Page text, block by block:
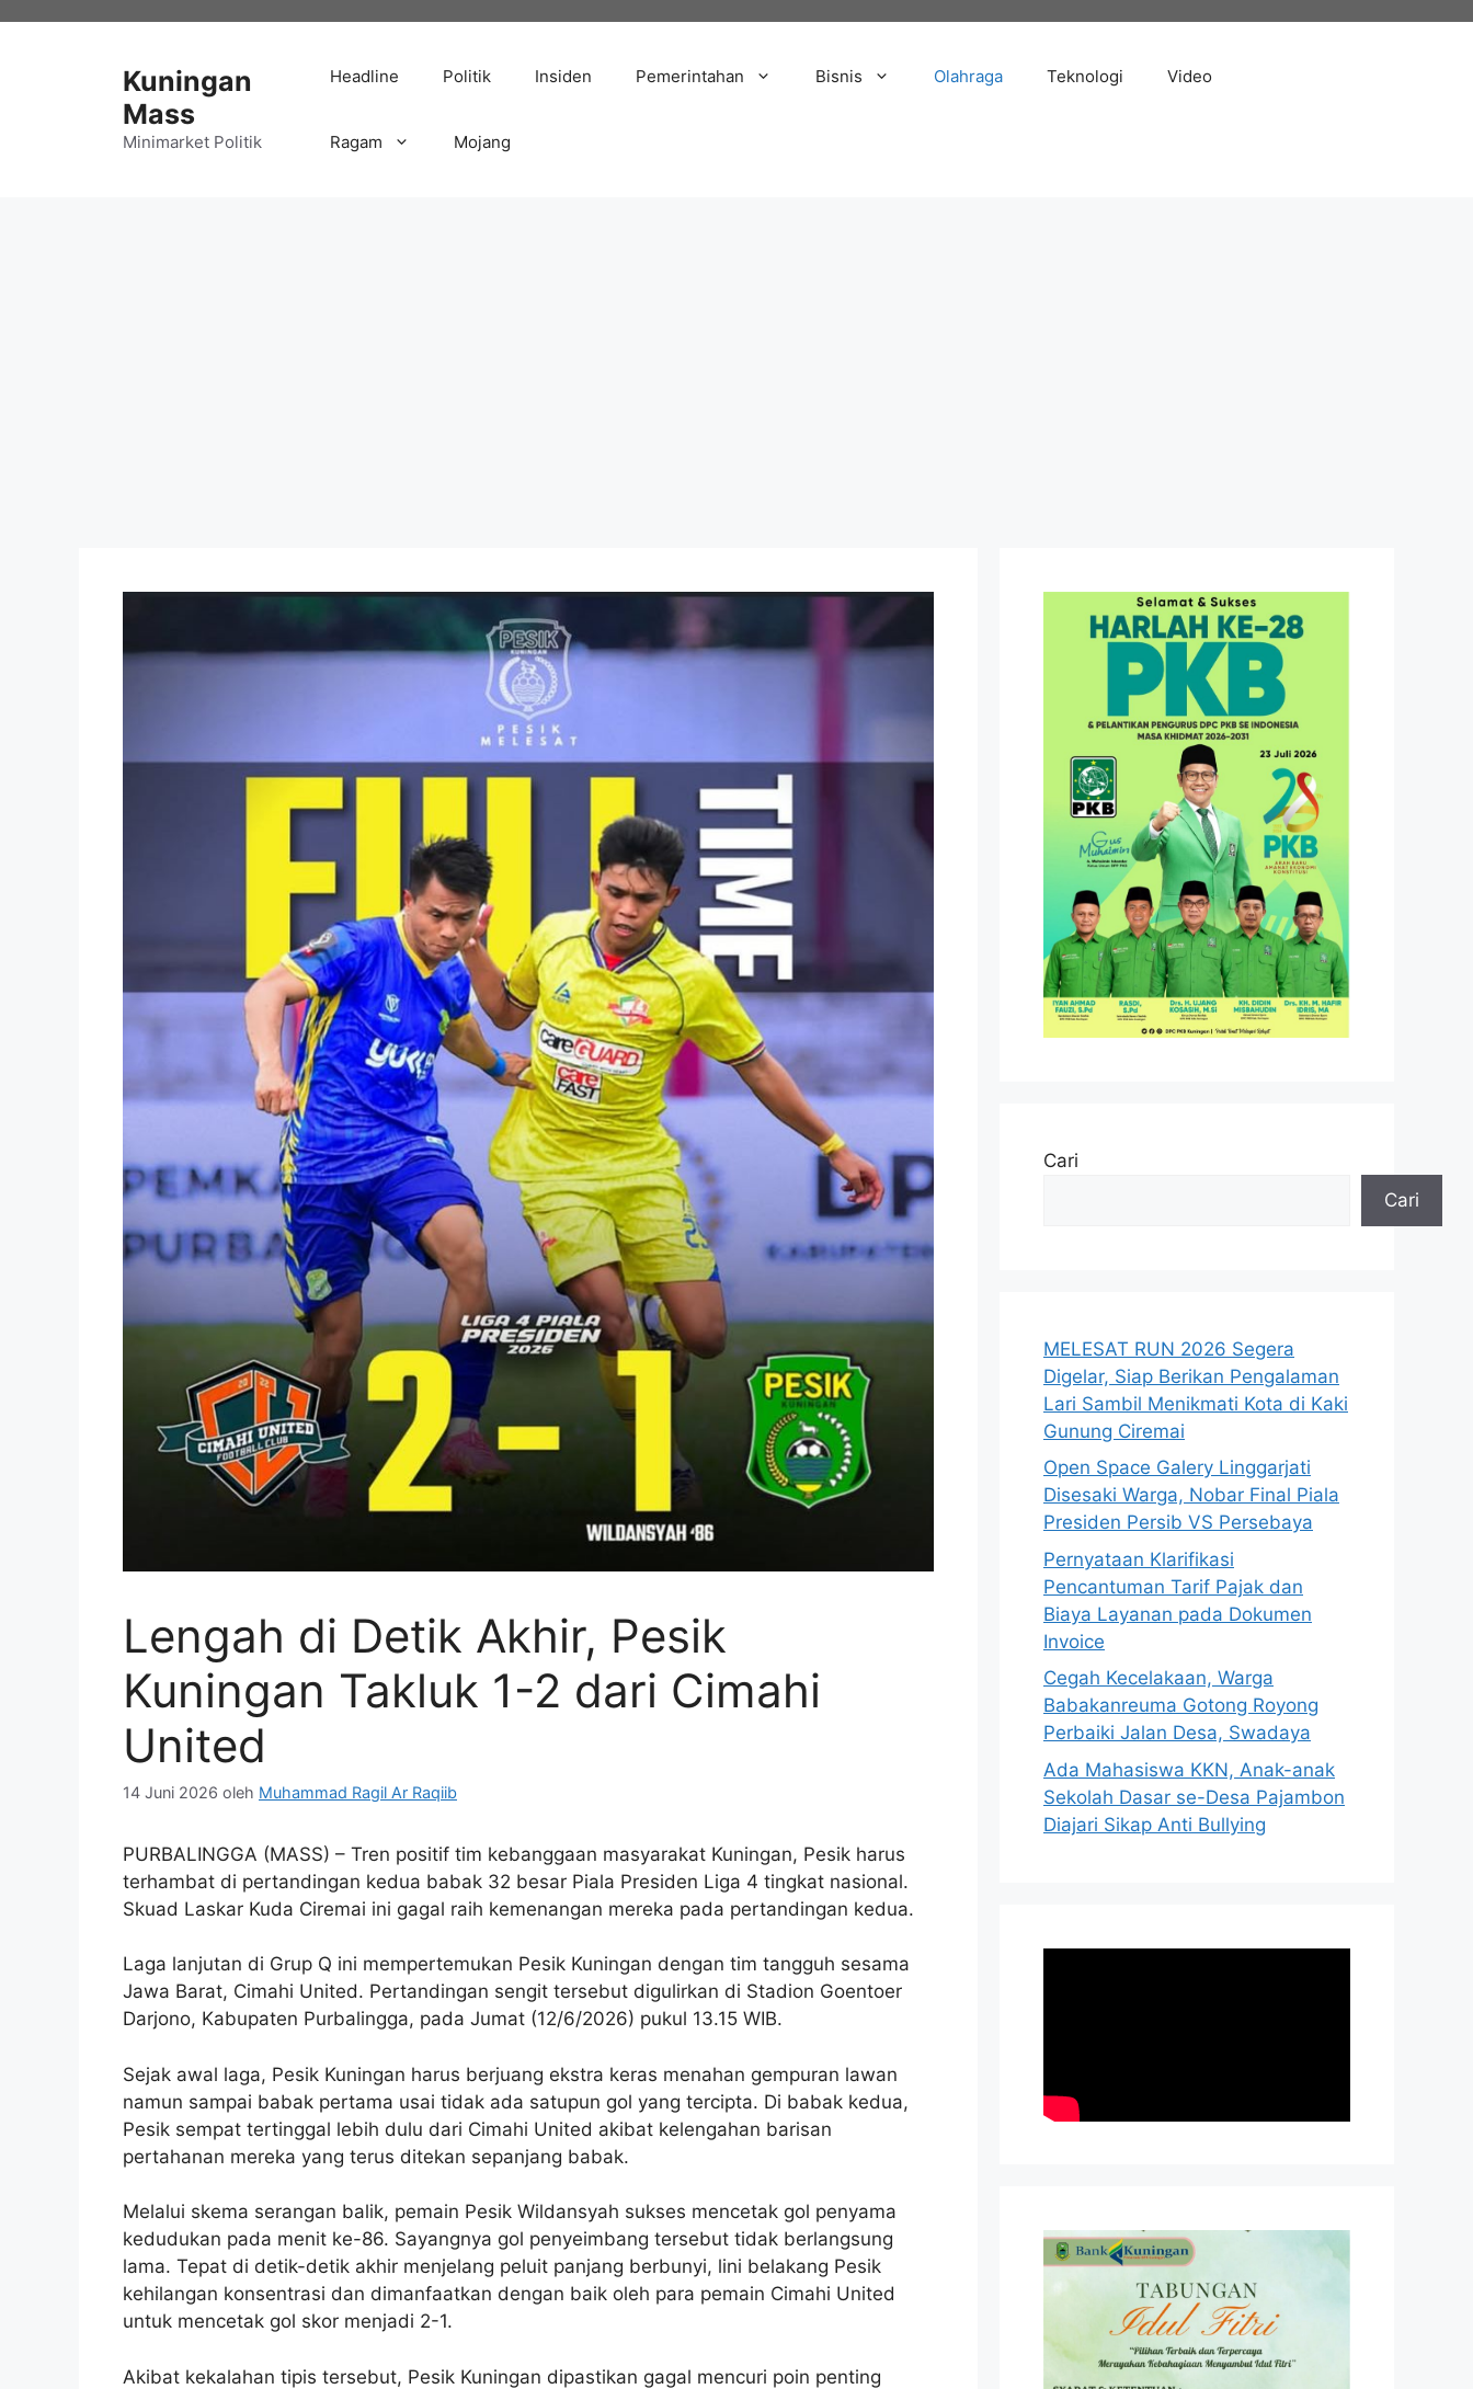
Kuningan
Mass
Minimarket Politik
Headline Politik Insiden Pemerintahan Bisnis Olahraga Teknologi Video
Ragam Mojang
Lengah di Detik Akhir, Pesik
Kuningan Takluk 1-2 dari Cimahi
United
14 Juni 2026 oleh Muhammad Ragil Ar Raqiib
PURBALINGGA (MASS) – Tren positif tim kebanggaan masyarakat Kuningan, Pesik harus
terhambat di pertandingan kedua babak 32 besar Piala Presiden Liga 4 tingkat nasional.
Skuad Laskar Kuda Ciremai ini gagal raih kemenangan mereka pada pertandingan kedua.
Laga lanjutan di Grup Q ini mempertemukan Pesik Kuningan dengan tim tangguh sesama
Jawa Barat, Cimahi United. Pertandingan sengit tersebut digulirkan di Stadion Goentoer
Darjono, Kabupaten Purbalingga, pada Jumat (12/6/2026) pukul 13.15 WIB.
Sejak awal laga, Pesik Kuningan harus berjuang ekstra keras menahan gempuran lawan
namun sampai babak pertama usai tidak ada satupun gol yang tercipta. Di babak kedua,
Pesik sempat tertinggal lebih dulu dari Cimahi United akibat kelengahan barisan
pertahanan mereka yang terus ditekan sepanjang babak.
Melalui skema serangan balik, pemain Pesik Wildansyah sukses mencetak gol penyama
kedudukan pada menit ke-86. Sayangnya gol penyeimbang tersebut tidak berlangsung
lama. Tepat di detik-detik akhir menjelang peluit panjang berbunyi, lini belakang Pesik
kehilangan konsentrasi dan dimanfaatkan dengan baik oleh para pemain Cimahi United
untuk mencetak gol skor menjadi 2-1.
Akibat kekalahan tipis tersebut, Pesik Kuningan dipastikan gagal mencuri poin penting
Cari
Cari
MELESAT RUN 2026 Segera
Digelar, Siap Berikan Pengalaman
Lari Sambil Menikmati Kota di Kaki
Gunung Ciremai
Open Space Galery Linggarjati
Disesaki Warga, Nobar Final Piala
Presiden Persib VS Persebaya
Pernyataan Klarifikasi
Pencantuman Tarif Pajak dan
Biaya Layanan pada Dokumen
Invoice
Cegah Kecelakaan, Warga
Babakanreuma Gotong Royong
Perbaiki Jalan Desa, Swadaya
Ada Mahasiswa KKN, Anak-anak
Sekolah Dasar se-Desa Pajambon
Diajari Sikap Anti Bullying